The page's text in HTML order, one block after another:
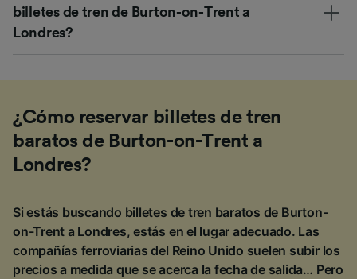
billetes de tren de Burton-on-Trent a
Londres?
¿Cómo reservar billetes de tren
baratos de Burton-on-Trent a
Londres?
Si estás buscando billetes de tren baratos de Burton-
on-Trent a Londres, estás en el lugar adecuado. Las
compañías ferroviarias del Reino Unido suelen subir los
precios a medida que se acerca la fecha de salida… Pero